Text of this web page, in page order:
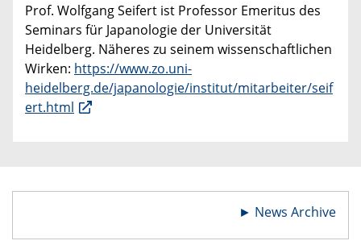
Prof. Wolfgang Seifert ist Professor Emeritus des
Seminars für Japanologie der Universität
Heidelberg. Näheres zu seinem wissenschaftlichen
Wirken: https://www.zo.uni-
heidelberg.de/japanologie/institut/mitarbeiter/seif
ert.html
► News Archive